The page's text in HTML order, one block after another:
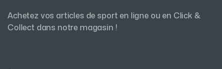
Achetez vos articles de sport en ligne ou en Click &
Collect dans notre magasin !